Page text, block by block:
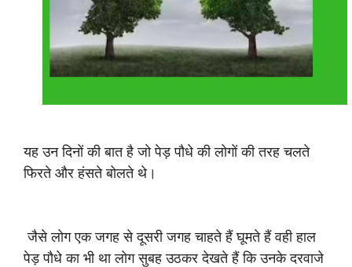
यह उन दिनों की बात है जो पेड़ पौधे की लोगों की तरह चलते
फिरते और हंसते बोलते थे।
जैसे लोग एक जगह से दूसरी जगह चाहते हैं घूमते हैं वही हाल
पेड़ पौधे का भी था लोग सुबह उठकर देखते हैं कि उनके दरवाजे